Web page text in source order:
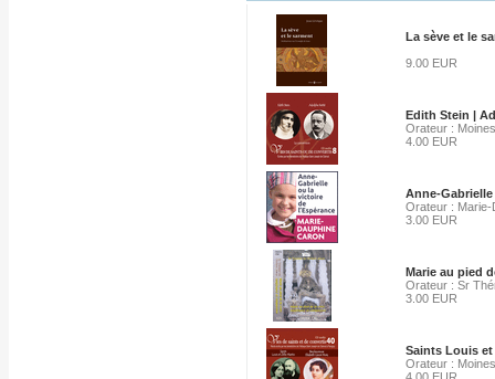
La sève et le
9.00 EUR
Edith Stein |
Orateur :
4.00 EUR
Anne-
Orateur : Marie-
3.00 EUR
Marie au pied
Orateur : Sr
3.00 EUR
Saints Louis et
Orateur :